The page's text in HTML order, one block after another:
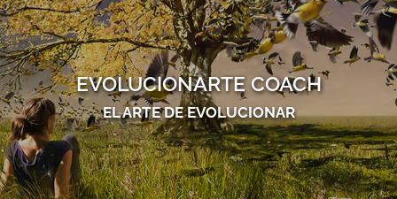
EVOLUCIONARTE COACH
EL ARTE DE EVOLUCIONAR